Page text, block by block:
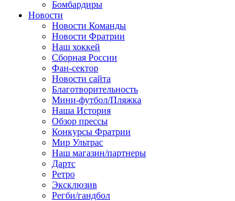
Бомбардиры
Новости
Новости Команды
Новости Фратрии
Наш хоккей
Сборная России
Фан-cектор
Новости сайта
Благотворительность
Мини-футбол/Пляжка
Наша История
Обзор прессы
Конкурсы Фратрии
Мир Ультрас
Наш магазин/партнеры
Дартс
Ретро
Эксклюзив
Регби/гандбол